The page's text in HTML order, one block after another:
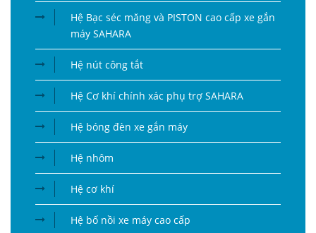
Hệ Bạc séc măng và PISTON cao cấp xe gắn
máy SAHARA
Hệ nút công tắt
Hệ Cơ khí chính xác phụ trợ SAHARA
Hệ bóng đèn xe gắn máy
Hệ nhôm
Hệ cơ khí
Hệ bố nồi xe máy cao cấp